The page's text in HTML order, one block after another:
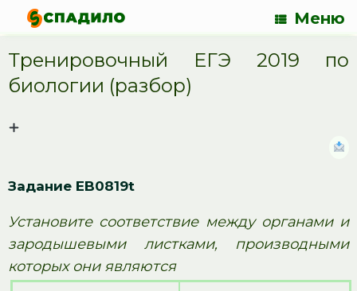
Меню
Тренировочный ЕГЭ 2019 по
биологии (разбор)
Задание EB0819t
Установите соответствие между органами и
зародышевыми листками, производными
которых они являются